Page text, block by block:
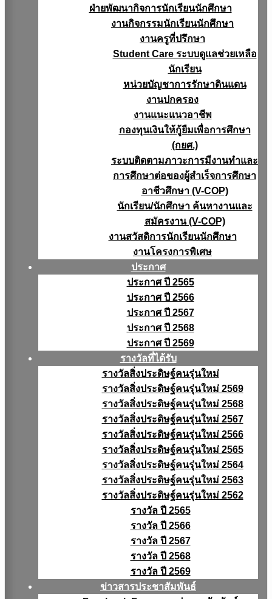
ฝ่ายพัฒนากิจการนักเรียนนักศึกษา
งานกิจกรรมนักเรียนนักศึกษา
งานครูที่ปรึกษา
Student Care ระบบดูแลช่วยเหลือ
นักเรียน
หน่วยบัญชาการรักษาดินแดน
งานปกครอง
งานแนะแนวอาชีพ
กองทุนเงินให้กู้ยืมเพื่อการศึกษา
(กยศ.)
ระบบติดตามภาวะการมีงานทำและ
การศึกษาต่อของผู้สำเร็จการศึกษา
อาชีวศึกษา (V-COP)
นักเรียน/นักศึกษา ค้นหางานและ
สมัครงาน (V-COP)
งานสวัสดิการนักเรียนนักศึกษา
งานโครงการพิเศษ
ประกาศ
ประกาศ ปี 2565
ประกาศ ปี 2566
ประกาศ ปี 2567
ประกาศ ปี 2568
ประกาศ ปี 2569
รางวัลที่ได้รับ
รางวัลสิ่งประดิษฐ์คนรุ่นใหม่
รางวัลสิ่งประดิษฐ์คนรุ่นใหม่ 2569
รางวัลสิ่งประดิษฐ์คนรุ่นใหม่ 2568
รางวัลสิ่งประดิษฐ์คนรุ่นใหม่ 2567
รางวัลสิ่งประดิษฐ์คนรุ่นใหม่ 2566
รางวัลสิ่งประดิษฐ์คนรุ่นใหม่ 2565
รางวัลสิ่งประดิษฐ์คนรุ่นใหม่ 2564
รางวัลสิ่งประดิษฐ์คนรุ่นใหม่ 2563
รางวัลสิ่งประดิษฐ์คนรุ่นใหม่ 2562
รางวัล ปี 2565
รางวัล ปี 2566
รางวัล ปี 2567
รางวัล ปี 2568
รางวัล ปี 2569
ข่าวสารประชาสัมพันธ์